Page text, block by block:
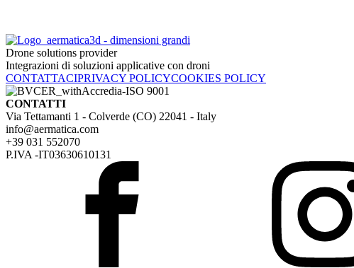
Drone solutions provider
Integrazioni di soluzioni applicative con droni
CONTATTACIPRIVACY POLICYCOOKIES POLICY
CONTATTI
Via Tettamanti 1 - Colverde (CO) 22041 - Italy
info@aermatica.com
+39 031 552070
P.IVA -IT03630610131